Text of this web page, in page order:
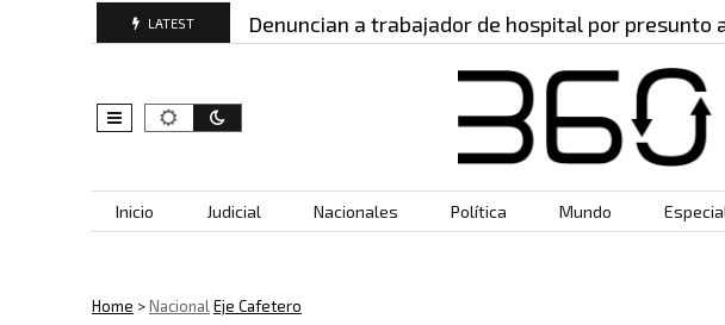
LATEST
Denuncian a trabajador de hospital por presunto abuso…
Skip to content
Inicio Judicial Nacionales Política Mundo
Home >NacionalEje Cafetero